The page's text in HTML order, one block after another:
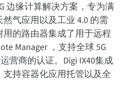
边缘计算解决方案，专为满
气应用以及工业 4.0 的需
的路由器集成了用于远程
Manager ，支持全球 5G
营商的认证。Digi IX40集成
持容器化应用托管以及全